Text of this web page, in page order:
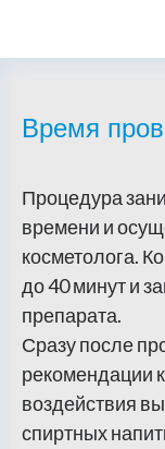
Время
Процедура
времени и
косметолога.
до 40 минут и
препарата.
Сразу после
рекомендации
воздействия
спиртных